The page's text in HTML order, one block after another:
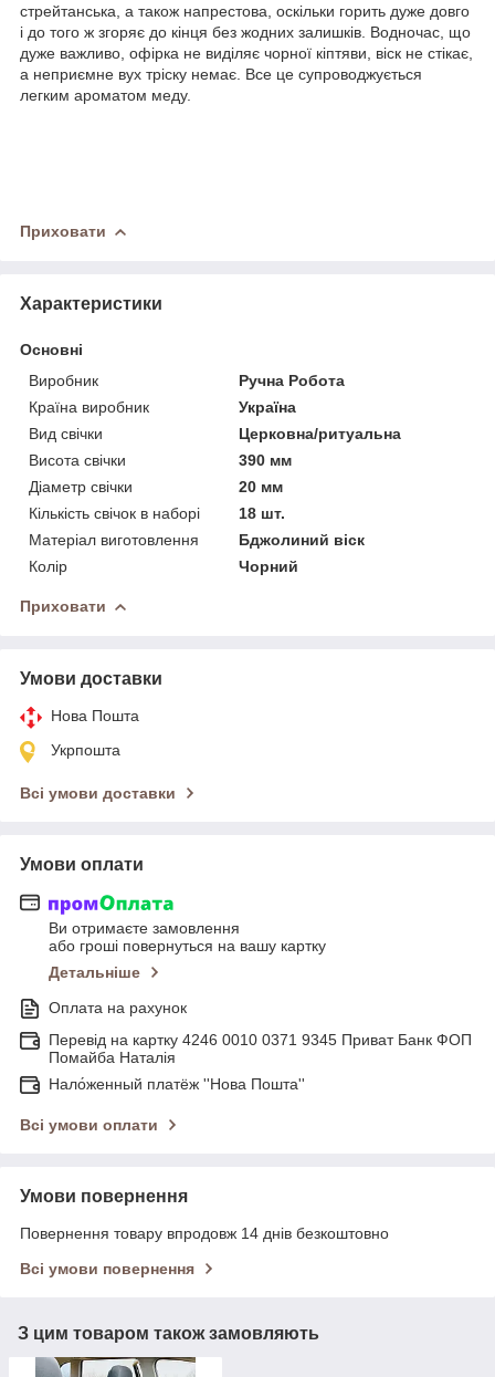
стрейтанська, а також напрестова, оскільки горить дуже довго
і до того ж згоряє до кінця без жодних залишків. Водночас, що
дуже важливо, офірка не виділяє чорної кіптяви, віск не стікає,
а неприємне вух тріску немає. Все це супроводжується
легким ароматом меду.
Приховати
Характеристики
Основні
Виробник
Ручна Робота
Країна виробник
Україна
Вид свічки
Церковна/ритуальна
Висота свічки
390 мм
Діаметр свічки
20 мм
Кількість свічок в наборі
18 шт.
Матеріал виготовлення
Бджолиний віск
Колір
Чорний
Приховати
Умови доставки
Нова Пошта
Укрпошта
Всі умови доставки
Умови оплати
Ви отримаєте замовлення
або гроші повернуться на вашу картку
Детальніше
Оплата на рахунок
Перевід на картку 4246 0010 0371 9345 Приват Банк ФОП
Помайба Наталія
Нало́женный платёж ''Нова Пошта''
Всі умови оплати
Умови повернення
Повернення товару впродовж 14 днів безкоштовно
Всі умови повернення
З цим товаром також замовляють